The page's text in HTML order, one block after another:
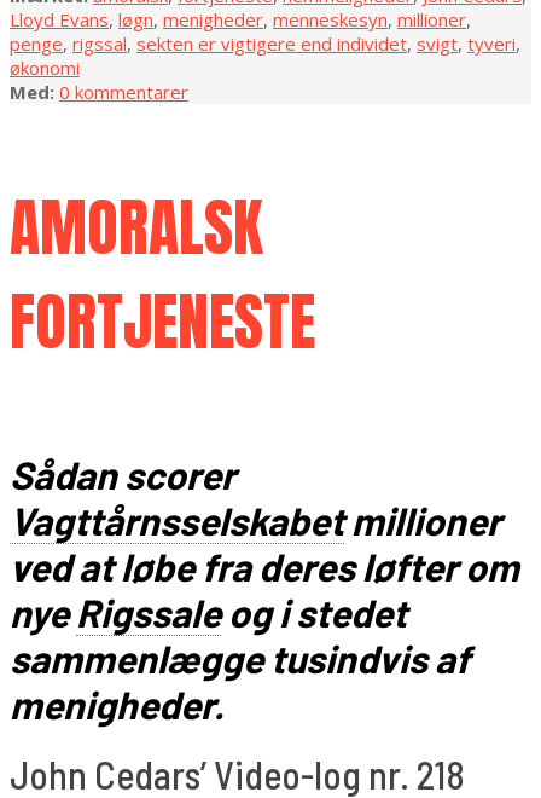
Lloyd Evans, løgn, menigheder, menneskesyn, millioner,
penge, rigssal, sekten er vigtigere end individet, svigt, tyveri,
økonomi
Med: 0 kommentarer
AMORALSK
FORTJENESTE
Sådan scorer
Vagttårnsselskabetmillioner
ved at løbe fra deres løfter om
nyeRigssaleog i stedet
sammenlægge tusindvis af
menigheder.
John Cedars’ Video-log nr. 218